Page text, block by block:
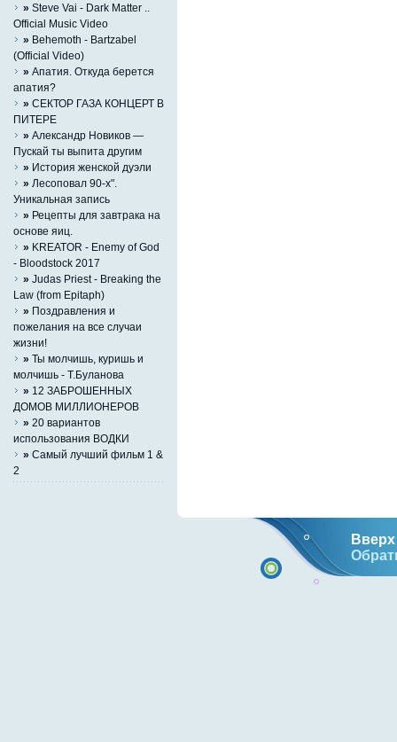
» Steve Vai - Dark Matter ..
Official Music Video
» Behemoth - Bartzabel
(Official Video)
» Апатия. Откуда берется
апатия?
» СЕКТОР ГАЗА КОНЦЕРТ В
ПИТЕРЕ
» Александр Новиков —
Пускай ты выпита другим
» История женской дуэли
» Лесоповал 90-х".
Уникальная запись
» Рецепты для завтрака на
основе яиц.
» KREATOR - Enemy of God
- Bloodstock 2017
» Judas Priest - Breaking the
Law (from Epitaph)
» Поздравления и
пожелания на все случаи
жизни!
» Ты молчишь, куришь и
молчишь - Т.Буланова
» 12 ЗАБРОШЕННЫХ
ДОМОВ МИЛЛИОНЕРОВ
» 20 вариантов
использования ВОДКИ
» Самый лучший фильм 1 &
2
Вверх